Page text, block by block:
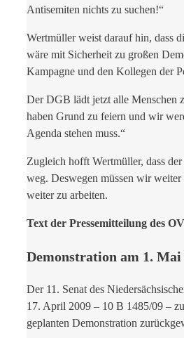
Antisemiten nichts zu suchen!“
Wertmüller weist darauf hin, dass
wäre mit Sicherheit zu großen
Kampagne und den Kollegen der
Der DGB lädt jetzt alle Menschen
haben Grund zu feiern und wir
Agenda stehen muss.“
Zugleich hofft Wertmüller, dass
weg. Deswegen müssen wir
weiter zu arbeiten.
Text der Pressemitteilung des
Demonstration am 1.
Der 11. Senat des
17. April 2009 – 10 B 1485/09 –
geplanten Demonstration